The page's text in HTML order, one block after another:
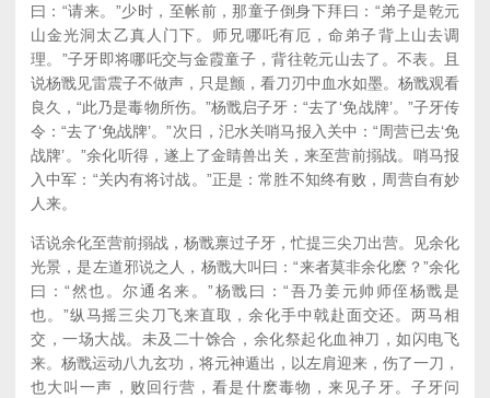
曰：“请来。”少时，至帐前，那童子倒身下拜曰：“弟子是乾元
山金光洞太乙真人门下。师兄哪吒有厄，命弟子背上山去调
理。”子牙即将哪吒交与金霞童子，背往乾元山去了。不表。且
说杨戬见雷震子不做声，只是颤，看刀刃中血水如墨。杨戬观看
良久，“此乃是毒物所伤。”杨戬启子牙：“去了‘免战牌’。”子牙传
令：“去了‘免战牌’。”次日，汜水关哨马报入关中：“周营已去‘免
战牌’。”余化听得，遂上了金睛兽出关，来至营前搦战。哨马报
入中军：“关内有将讨战。”正是：常胜不知终有败，周营自有妙
人来。
话说余化至营前搦战，杨戬禀过子牙，忙提三尖刀出营。见余化
光景，是左道邪说之人，杨戬大叫曰：“来者莫非余化麽？”余化
曰：“然也。尔通名来。”杨戬曰：“吾乃姜元帅师侄杨戬是
也。”纵马摇三尖刀飞来直取，余化手中戟赴面交还。两马相
交，一场大战。未及二十馀合，余化祭起化血神刀，如闪电飞
来。杨戬运动八九玄功，将元神遁出，以左肩迎来，伤了一刀，
也大叫一声，败回行营，看是什麽毒物，来见子牙。子牙问